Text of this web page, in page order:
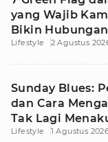
yang Wajib
Bikin
Awet
Lifestyle 2 Agustus
Sunday Blues:
dan Cara
Tak Lagi
Lifestyle 1 Agustus